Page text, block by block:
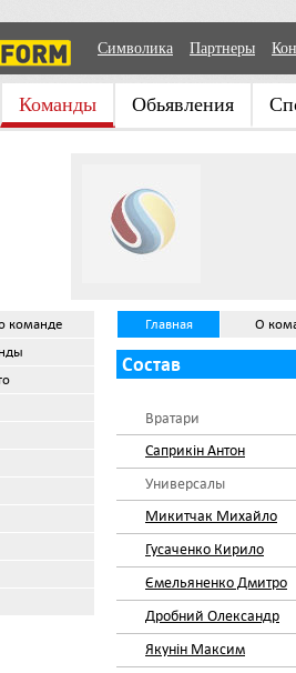
Символика Партнеры
Команды Обьявления
команде
Главная О
Состав
Вратари
Саприкін Антон
Универсалы
Микитчак Михайло
Гусаченко Кирило
Ємельяненко Дмитро
Дробний Олександр
Якунін Максим